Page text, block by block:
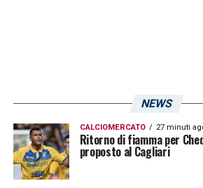
NEWS
CALCIOMERCATO 27 minuti
Ritorno di fiamma per
proposto al Cagliari